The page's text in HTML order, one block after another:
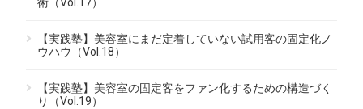
術（Vol.17）
【実践塾】美容室にまだ定着していない試用客の固定化ノ
ウハウ（Vol.18）
【実践塾】美容室の固定客をファン化するための構造づく
り（Vol.19）